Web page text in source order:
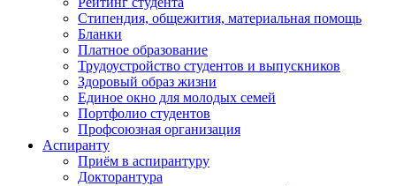
Стипендия, общежития, материальная помощь
Бланки
Платное образование
Трудоустройство студентов и выпускников
Здоровый образ жизни
Единое окно для молодых семей
Портфолио студентов
Профсоюзная организация
Аспиранту
Приём в аспирантуру
Докторантура